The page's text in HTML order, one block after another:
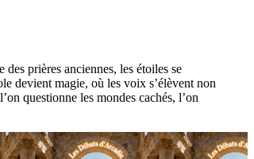
prières anciennes, les étoiles se
devient magie, où les voix s’élèvent non
questionne les mondes cachés, l’on